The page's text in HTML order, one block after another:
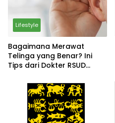
Lifestyle
Bagaimana Merawat
Telinga yang Benar? Ini
Tips dari Dokter RSUD
Bojonegoro